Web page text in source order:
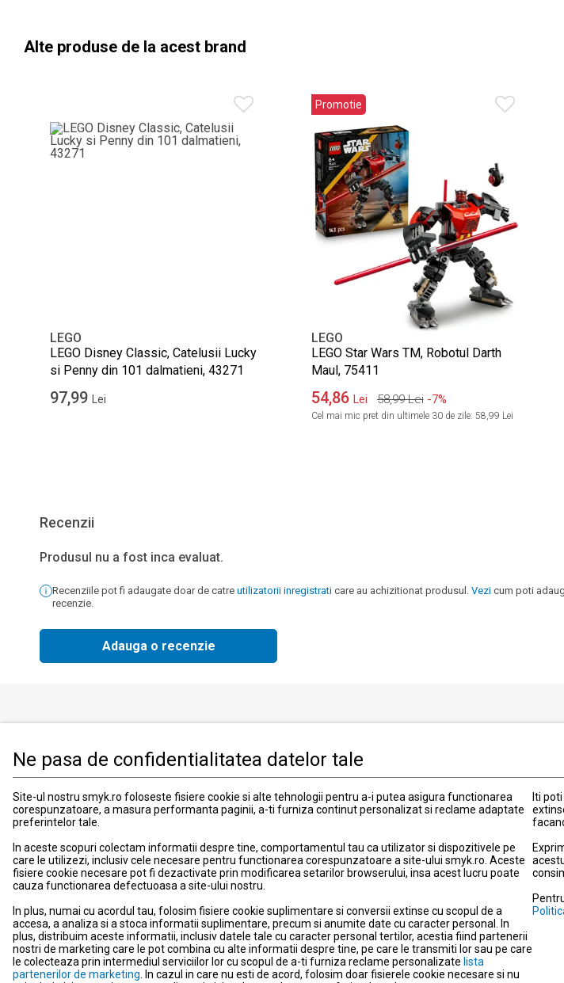
Ne pasa de confidentialitatea datelor tale
Site-ul nostru smyk.ro foloseste fisiere cookie si alte tehnologii pentru a-i putea asigura functionarea
corespunzatoare, a masura performanta paginii, a-ti furniza continut personalizat si reclame adaptate
preferintelor tale.
In aceste scopuri colectam informatii despre tine, comportamentul tau ca utilizator si dispozitivele pe
care le utilizezi, inclusiv cele necesare pentru functionarea corespunzatoare a site-ului smyk.ro. Aceste
fisiere cookie necesare pot fi dezactivate prin modificarea setarilor browserului, insa acest lucru poate
cauza functionarea defectuoasa a site-ului nostru.
In plus, numai cu acordul tau, folosim fisiere cookie suplimentare si conversii extinse cu scopul de a
accesa, a analiza si a stoca informatii suplimentare, precum si anumite date cu caracter personal. In
plus, distribuim aceste informatii, inclusiv datele tale cu caracter personal tertilor, acestia fiind partenerii
nostri de marketing care le pot combina cu alte informatii despre tine, pe care le transmiti lor sau pe care
le colecteaza prin intermediul serviciilor lor cu scopul de a-ti furniza reclame personalizate lista
partenerilor de marketing . In cazul in care nu esti de acord, folosim doar fisierele cookie necesare si nu
Iti
Alte produse de la acest brand
LEGO
LEGO Disney Classic, Catelusii Lucky
si Penny din 101 dalmatieni, 43271
97,99 Lei
Promotie
LEGO
LEGO Star Wars TM, Robotul Darth
Maul, 75411
54,86 Lei 58,99 Lei -7%
Cel mai mic pret din ultimele 30 de zile: 58,99 Lei
Recenzii
Produsul nu a fost inca evaluat.
Recenziile pot fi adaugate doar de catre utilizatorii inregistrati care au achizitionat produsul. Vezi cum poti
recenzie.
Adauga o recenzie
Imbracaminte, incaltaminte si accesorii
Jucarii si jocuri
Promotii
Blog smyk.com
Contact
Suport
Card Cadou
Costuri si metode de livrare
Locatii magazine
Comunicare
Newsletter